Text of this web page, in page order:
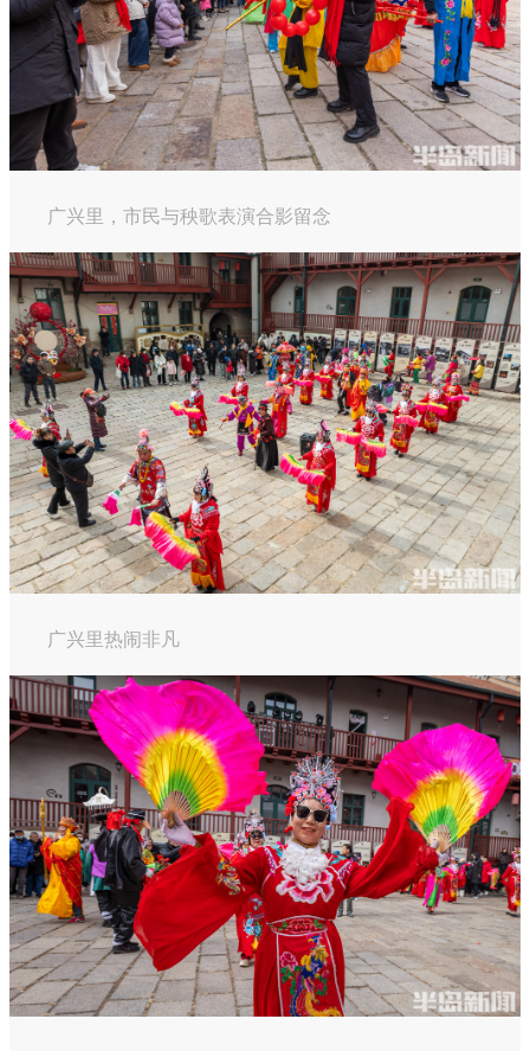
广兴里，市民与秧歌表演合影留念
广兴里热闹非凡